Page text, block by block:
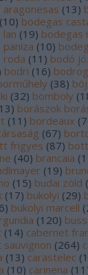
(13)
(10) bodegas
(19) bodegas
(10)
roda (11 ) bodó
bodri (16)
(38)
(32) bomboly (
13) borászok
(11 ) bordeaux (
(67)
frigyes (87)
(40) brancaia (
(19)
(15) budai zöld (
(17) bukolyi (29)
) bukolyi marcell (
(120)
(14) cabernet
(264)
(13) carastelec (
(10) carinena (11